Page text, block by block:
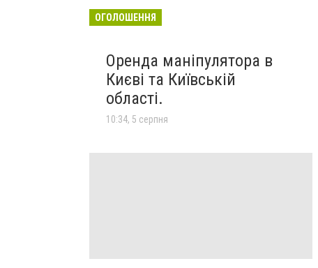
ОГОЛОШЕННЯ
Оренда маніпулятора в
Києві та Київській
області.
10:34, 5 серпня